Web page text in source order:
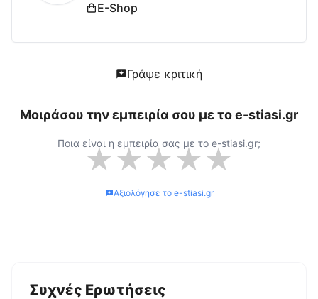
E-Shop
Γράψε κριτική
Μοιράσου την εμπειρία σου με τοe-stiasi.gr
Ποια είναι η εμπειρία σας με το e-stiasi.gr;
★★★★★
Αξιολόγησε το e-stiasi.gr
Συχνές Ερωτήσεις